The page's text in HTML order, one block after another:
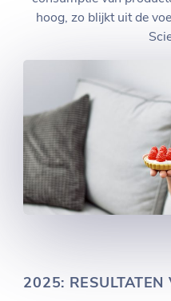
hoog, zo blijkt uit de
2025: RESULTATEN